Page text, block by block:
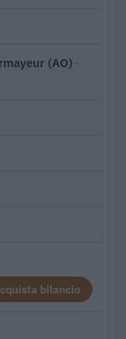
(AO) ·
bilancio